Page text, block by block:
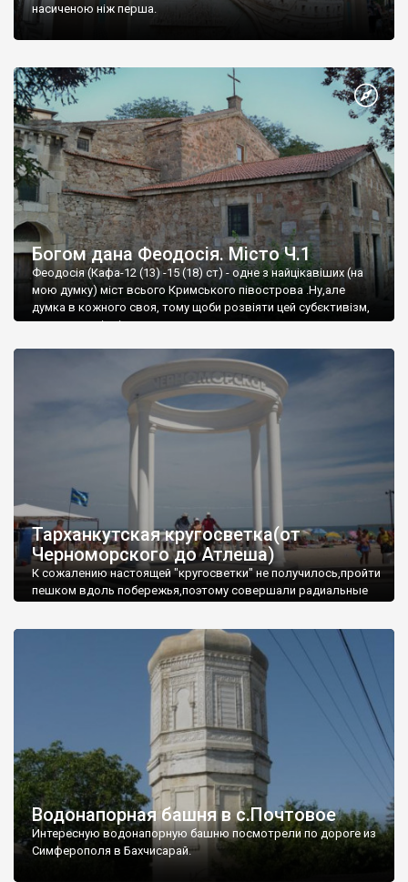
насиченою ніж перша.
Богом дана Феодосія. Місто Ч.1
Феодосія (Кафа-12 (13) -15 (18) ст) - одне з найцікавіших (на
мою думку) міст всього Кримського півострова .Ну,але
думка в кожного своя, тому щоби розвіяти цей субєктивізм,
запрошую відвідати це
Тарханкутская кругосветка(от
Черноморского до Атлеша)
К сожалению настоящей "кругосветки" не получилось,пройти
пешком вдоль побережья,поэтому совершали радиальные
Водонапорная башня в с.Почтовое
Интересную водонапорную башню посмотрели по дороге из
Симферополя в Бахчисарай.